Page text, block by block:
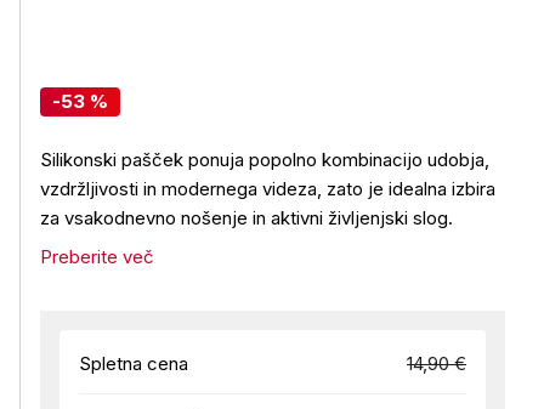
-53 %
Silikonski pašček ponuja popolno kombinacijo udobja,
vzdržljivosti in modernega videza, zato je idealna izbira
za vsakodnevno nošenje in aktivni življenjski slog.
Preberite več
Spletna cena 14,90 €